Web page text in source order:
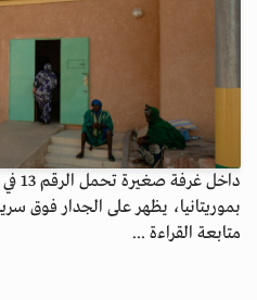
بموريتانيا، يظهر على الجدار فوق
متابعة القراءة ...